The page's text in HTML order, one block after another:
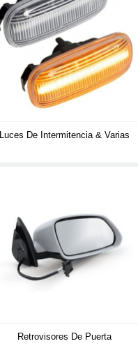
Luces De Intermitencia & Varias
Retrovisores De Puerta